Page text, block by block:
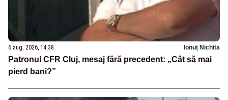
6 aug. 2026, 14:38 Ionuț Nichita
Patronul CFR Cluj, mesaj fără precedent: „Cât să mai
pierd bani?”